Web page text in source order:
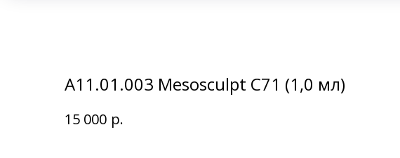
А11.01.003 Mesosculpt C71 (1,0 мл)
15 000 р.